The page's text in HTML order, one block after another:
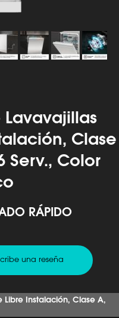
Lavavajillas
Clase
Serv., Color
RÁPIDO
una reseña
Libre Instalación, Clase A,